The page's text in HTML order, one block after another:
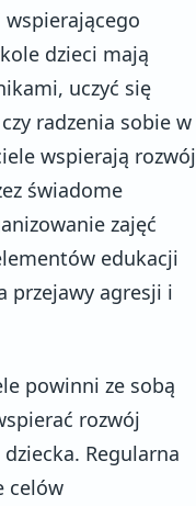
dzieci mają
uczyć się
radzenia sobie w
wspierają rozwój
świadome
zajęć
edukacji
przejawy agresji i
powinni ze sobą
rozwój
Regularna
celów